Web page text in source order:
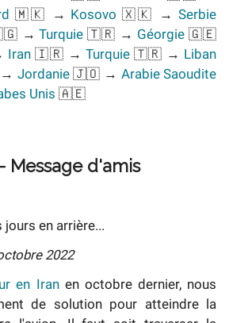
🇲🇰 → Kosovo 🇽🇰 →Serbie
→Turquie 🇹🇷 → Géorgie 🇬🇪
Iran 🇮🇷 → Turquie🇹🇷 → Liban
Jordanie🇯🇴 → Arabie Saoudite
Unis 🇦🇪
d'amis
jours en arrière...
2022
en Iranen octobre dernier, nous
de solution pour atteindre la